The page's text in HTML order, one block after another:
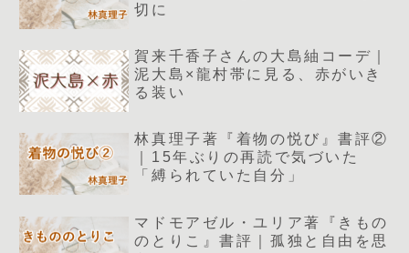
切に
賀来千香子さんの大島紬コーデ｜
泥大島×龍村帯に見る、赤がいき
る装い
林真理子著『着物の悦び』書評②
｜15年ぶりの再読で気づいた
「縛られていた自分」
マドモアゼル・ユリア著『きもの
のとりこ』書評｜孤独と自由を思